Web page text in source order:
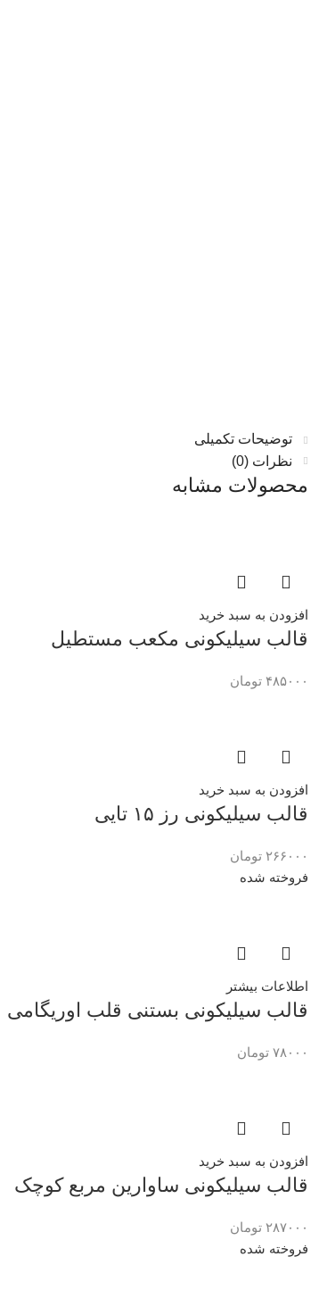
توضیحات تکمیلی
نظرات (0)
محصولات مشابه
افزودن به سبد خرید
قالب سیلیکونی مکعب مستطیل
۴۸۵۰۰۰ تومان
افزودن به سبد خرید
قالب سیلیکونی رز ۱۵ تایی
۲۶۶۰۰۰ تومان
فروخته شده
اطلاعات بیشتر
قالب سیلیکونی بستنی قلب اوریگامی
۷۸۰۰۰ تومان
افزودن به سبد خرید
قالب سیلیکونی ساوارین مربع کوچک
۲۸۷۰۰۰ تومان
فروخته شده